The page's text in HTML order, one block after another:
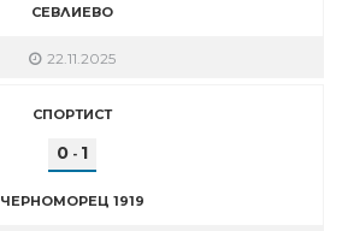
СЕВЛИЕВО
22.11.2025
СПОРТИСТ
0 - 1
ЧЕРНОМОРЕЦ 1919